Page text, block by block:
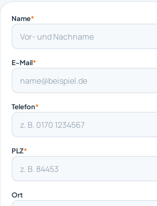
Name*
E-Mail*
Telefon*
PLZ*
Ort